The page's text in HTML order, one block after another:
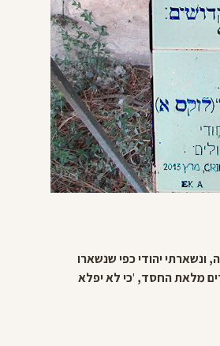
ונשארתי יהודי כפי שנשארו
מלאת החסד, 'כי לא יפלא